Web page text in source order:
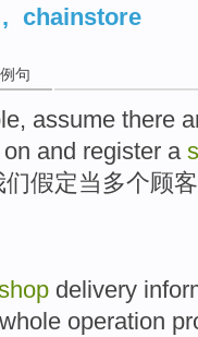
, chainstore
句
, assume there
on and register a
们假定当 多个顾客
delivery
operation